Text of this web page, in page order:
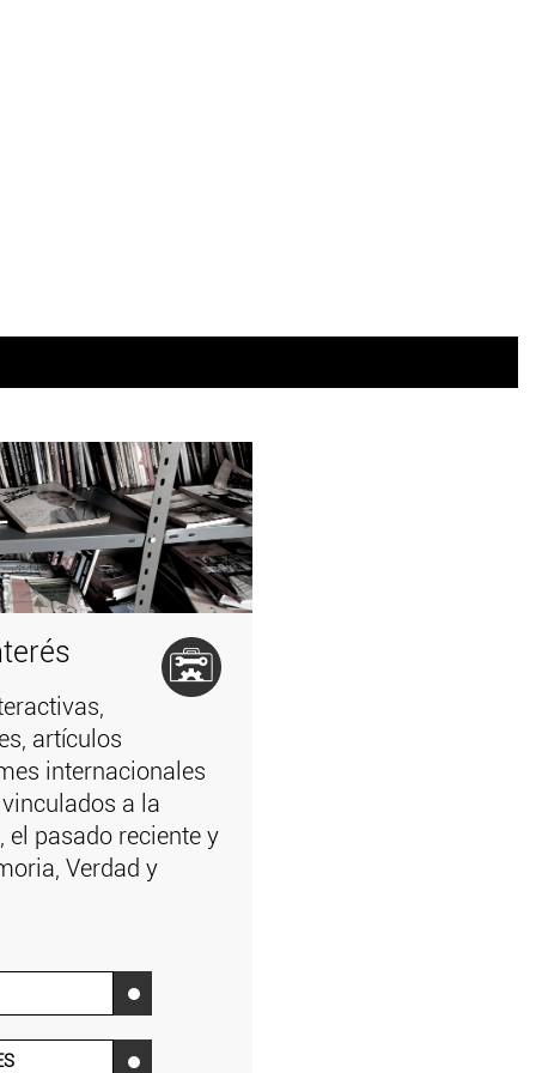
artículos
internacionales
a la
pasado reciente y
Verdad y
‌
‌